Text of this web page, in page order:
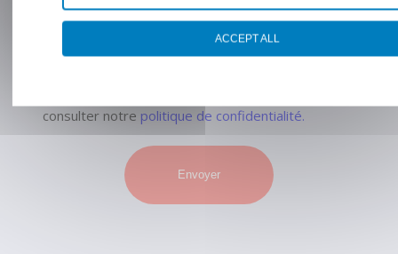
commerciale qui pourrait en découler.*
Pour connaître et exercer vos droits, notamment
consulter notre politique de confidentialité.
ACCEPT ALL